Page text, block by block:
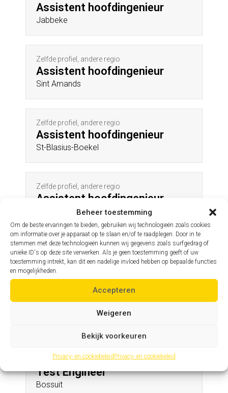
Beheer toestemming
Om de beste ervaringen te bieden, gebruiken wij technologieën zoals cookies
om informatie over je apparaat op te slaan en/of te raadplegen. Door in te
stemmen met deze technologieën kunnen wij gegevens zoals surfgedrag of
unieke ID's op deze site verwerken. Als je geen toestemming geeft of uw
toestemming intrekt, kan dit een nadelige invloed hebben op bepaalde functies
en mogelijkheden.
Accepteren
Weigeren
Bekijk voorkeuren
Privacy- en cookiebeleidPrivacy- en cookiebeleid
Assistent hoofdingenieur
Jabbeke
Zelfde profiel, andere regio
Assistent hoofdingenieur
Sint Amands
Zelfde profiel, andere regio
Assistent hoofdingenieur
St-Blasius-Boekel
Zelfde profiel, andere regio
Assistent hoofdingenieur
Zelfde profiel, andere regio
Assistent hoofdingenieur
Ettelgem
Andere profielen in deze regio
Zelfde regio, ander profiel
Test Engineer
Bossuit